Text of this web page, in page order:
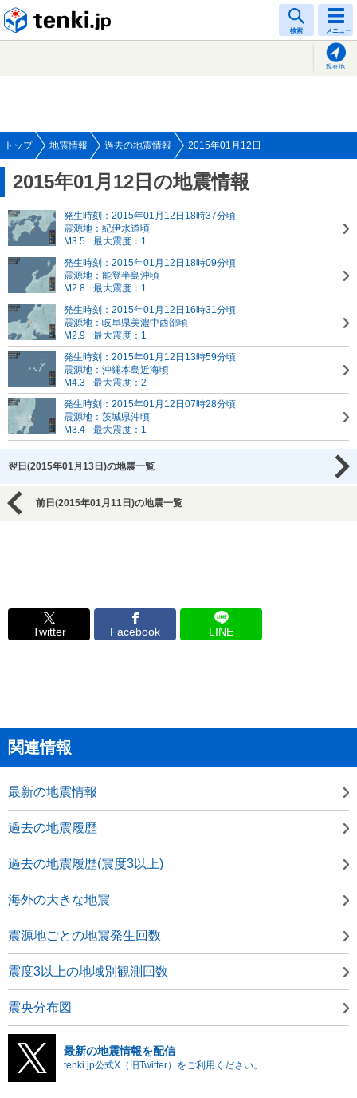
検索 メニュー
現在地
トップ 地震情報 過去の地震情報 2015年01月12日
2015年01月12日の地震情報
発生時刻：2015年01月12日18時37分頃
震源地：紀伊水道頃
M3.5
最大震度：1
発生時刻：2015年01月12日18時09分頃
震源地：能登半島沖頃
M2.8
最大震度：1
発生時刻：2015年01月12日16時31分頃
震源地：岐阜県美濃中西部頃
M2.9
最大震度：1
発生時刻：2015年01月12日13時59分頃
震源地：沖縄本島近海頃
M4.3
最大震度：2
発生時刻：2015年01月12日07時28分頃
震源地：茨城県沖頃
M3.4
最大震度：1
翌日(2015年01月13日)の地震一覧
前日(2015年01月11日)の地震一覧
Twitter Facebook LINE
関連情報
最新の地震情報
過去の地震履歴
過去の地震履歴(震度3以上)
海外の大きな地震
震源地ごとの地震発生回数
震度3以上の地域別観測回数
震央分布図
最新の地震情報を配信
tenki.jp公式X（旧Twitter）をご利用ください。